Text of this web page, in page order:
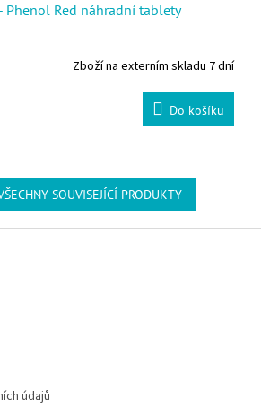
Phenol Red náhradní tablety
Zboží na externím skladu 7 dní
Do košíku
SOUVISEJÍCÍ PRODUKTY
údajů